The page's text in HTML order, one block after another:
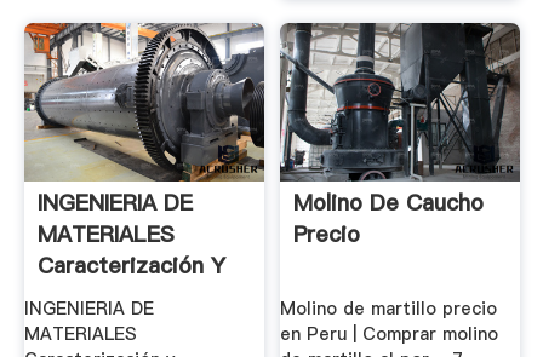
INGENIERIA DE
MATERIALES
Caracterización Y
Evaluación Del ...
INGENIERIA DE
MATERIALES
Molino De Caucho
Precio
Molino de martillo precio
en Peru | Comprar molino